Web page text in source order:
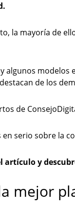
la mayoría de
algunos modelos
de los
de
en serio sobre la
artículo y
mejor